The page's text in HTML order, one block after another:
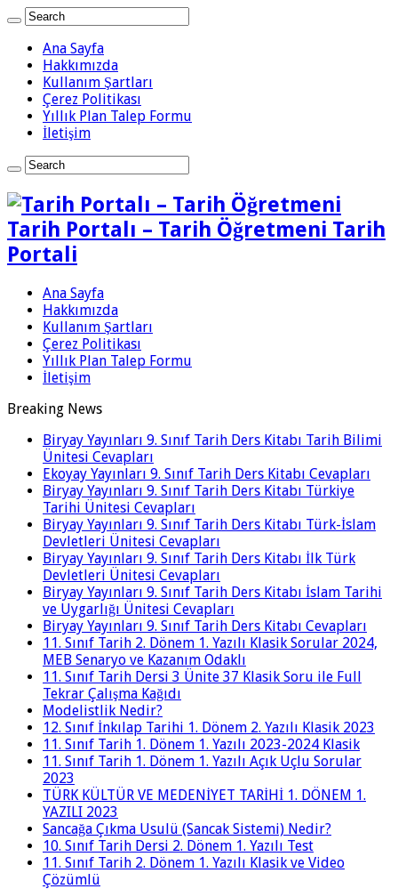
Ana Sayfa
Hakkımızda
Kullanım Şartları
Çerez Politikası
Yıllık Plan Talep Formu
İletişim
Tarih Portalı – Tarih Öğretmeni Tarih
Portali
Ana Sayfa
Hakkımızda
Kullanım Şartları
Çerez Politikası
Yıllık Plan Talep Formu
İletişim
Breaking News
Biryay Yayınları 9. Sınıf Tarih Ders Kitabı Tarih Bilimi
Ünitesi Cevapları
Ekoyay Yayınları 9. Sınıf Tarih Ders Kitabı Cevapları
Biryay Yayınları 9. Sınıf Tarih Ders Kitabı Türkiye
Tarihi Ünitesi Cevapları
Biryay Yayınları 9. Sınıf Tarih Ders Kitabı Türk-İslam
Devletleri Ünitesi Cevapları
Biryay Yayınları 9. Sınıf Tarih Ders Kitabı İlk Türk
Devletleri Ünitesi Cevapları
Biryay Yayınları 9. Sınıf Tarih Ders Kitabı İslam Tarihi
ve Uygarlığı Ünitesi Cevapları
Biryay Yayınları 9. Sınıf Tarih Ders Kitabı Cevapları
11. Sınıf Tarih 2. Dönem 1. Yazılı Klasik Sorular 2024,
MEB Senaryo ve Kazanım Odaklı
11. Sınıf Tarih Dersi 3 Ünite 37 Klasik Soru ile Full
Tekrar Çalışma Kağıdı
Modelistlik Nedir?
12. Sınıf İnkılap Tarihi 1. Dönem 2. Yazılı Klasik 2023
11. Sınıf Tarih 1. Dönem 1. Yazılı 2023-2024 Klasik
11. Sınıf Tarih 1. Dönem 1. Yazılı Açık Uçlu Sorular
2023
TÜRK KÜLTÜR VE MEDENİYET TARİHİ 1. DÖNEM 1.
YAZILI 2023
Sancağa Çıkma Usulü (Sancak Sistemi) Nedir?
10. Sınıf Tarih Dersi 2. Dönem 1. Yazılı Test
11. Sınıf Tarih 2. Dönem 1. Yazılı Klasik ve Video
Çözümlü